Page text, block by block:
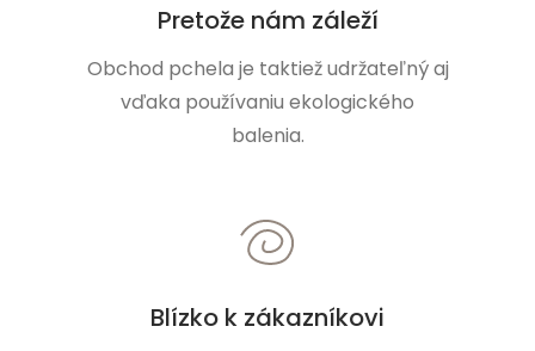
Pretože nám záleží
Obchod pchela je taktiež udržateľný aj
vďaka používaniu ekologického
balenia.
Blízko k zákazníkovi